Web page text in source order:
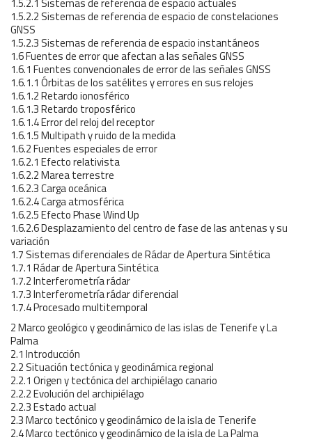
1.5.2.2 Sistemas de referencia de espacio de constelaciones
GNSS
1.5.2.3 Sistemas de referencia de espacio instantáneos
1.6 Fuentes de error que afectan a las señales GNSS
1.6.1 Fuentes convencionales de error de las señales GNSS
1.6.1.1 Órbitas de los satélites y errores en sus relojes
1.6.1.2 Retardo ionosférico
1.6.1.3 Retardo troposférico
1.6.1.4 Error del reloj del receptor
1.6.1.5 Multipath y ruido de la medida
1.6.2 Fuentes especiales de error
1.6.2.1 Efecto relativista
1.6.2.2 Marea terrestre
1.6.2.3 Carga oceánica
1.6.2.4 Carga atmosférica
1.6.2.5 Efecto Phase Wind Up
1.6.2.6 Desplazamiento del centro de fase de las antenas y su
variación
1.7 Sistemas diferenciales de Rádar de Apertura Sintética
1.7.1 Rádar de Apertura Sintética
1.7.2 Interferometría rádar
1.7.3 Interferometría rádar diferencial
1.7.4 Procesado multitemporal
2 Marco geológico y geodinámico de las islas de Tenerife y La
Palma
2.1 Introducción
2.2 Situación tectónica y geodinámica regional
2.2.1 Origen y tectónica del archipiélago canario
2.2.2 Evolución del archipiélago
2.2.3 Estado actual
2.3 Marco tectónico y geodinámico de la isla de Tenerife
2.4 Marco tectónico y geodinámico de la isla de La Palma